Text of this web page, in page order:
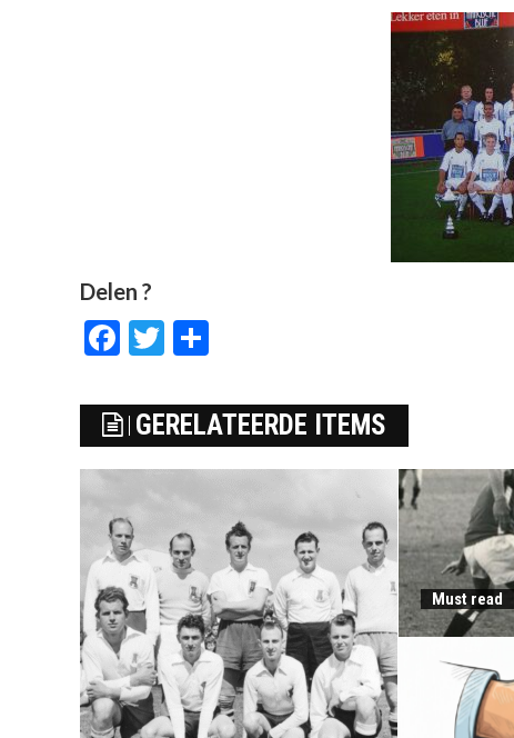
Delen ?
Facebook
Twitter
GERELATEERDE ITEMS
Must read